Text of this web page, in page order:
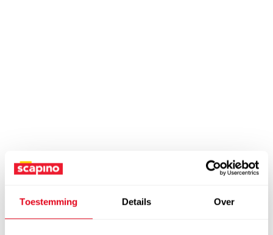
Toestemming Details Over